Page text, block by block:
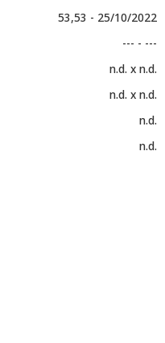
53,53 - 25/10/2022
--- - ---
n.d. x n.d.
n.d. x n.d.
n.d.
n.d.